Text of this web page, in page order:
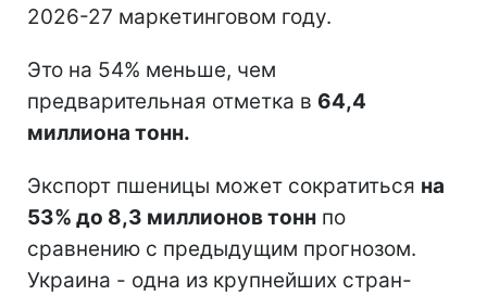
2026-27 маркетинговом году.
Это на 54% меньше, чем
предварительная отметка в 64,4
миллиона тонн.
Экспорт пшеницы может сократиться на
53% до 8,3 миллионов тонн по
сравнению с предыдущим прогнозом.
Украина - одна из крупнейших стран-